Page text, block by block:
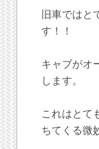
旧車では
す！！
キャブがオ
します。
これはとて
ちてくる微